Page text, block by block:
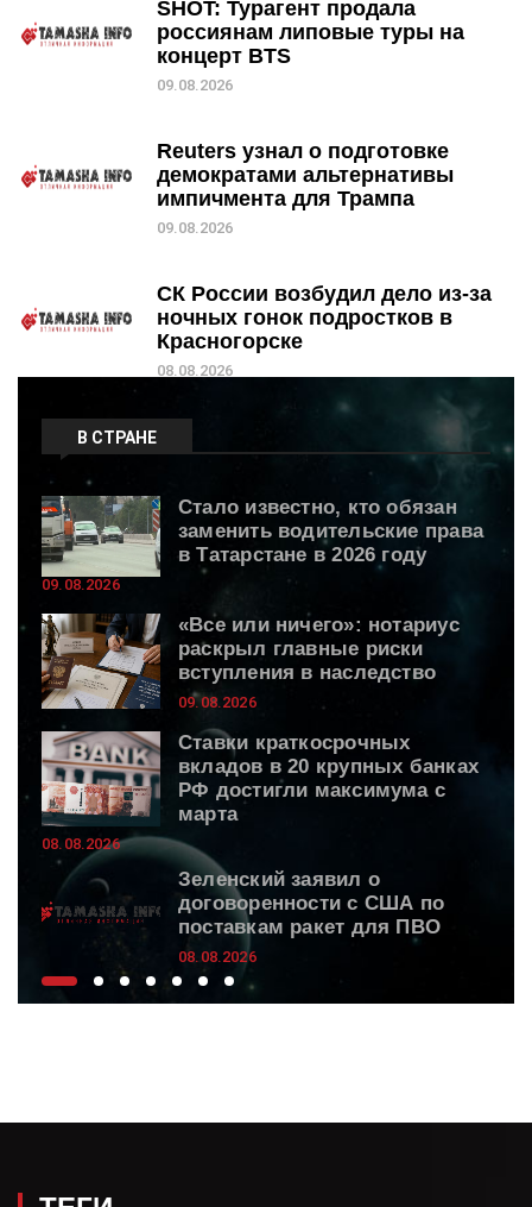
SHOT: Турагент продала
россиянам липовые туры на
концерт BTS
09.08.2026
Reuters узнал о подготовке
демократами альтернативы
импичмента для Трампа
09.08.2026
СК России возбудил дело из-за
ночных гонок подростков в
Красногорске
08.08.2026
В СТРАНЕ
Стало известно, кто обязан
заменить водительские права
в Татарстане в 2026 году
09.08.2026
«Все или ничего»: нотариус
раскрыл главные риски
вступления в наследство
09.08.2026
Ставки краткосрочных
вкладов в 20 крупных банках
РФ достигли максимума с
марта
08.08.2026
Зеленский заявил о
договоренности с США по
поставкам ракет для ПВО
08.08.2026
Зеленский: США будут